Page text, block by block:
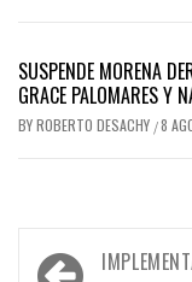
SUSPENDE MORENA
GRACE PALOMARES Y
BYROBERTO DESACHY /8
Navegación